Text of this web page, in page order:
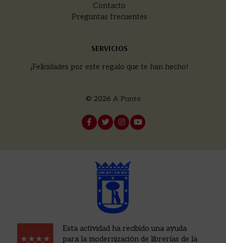
Contacto
Preguntas frecuentes
SERVICIOS
¡Felicidades por este regalo que te han hecho!
© 2026 A Punto
Esta actividad ha recibido una ayuda
para la modernización de librerías de la